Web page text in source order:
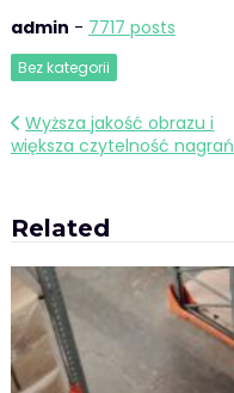
admin - 7717 posts
Bez kategorii
Nawigacja
wpisu
Wyższa jakość obrazu i
większa czytelność nagrań
Related